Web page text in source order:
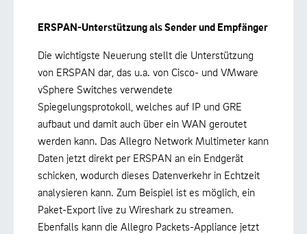
ERSPAN-Unterstützung als Sender und Empfänger
Die wichtigste Neuerung stellt die Unterstützung
von ERSPAN dar, das u.a. von Cisco- und VMware
vSphere Switches verwendete
Spiegelungsprotokoll, welches auf IP und GRE
aufbaut und damit auch über ein WAN geroutet
werden kann. Das Allegro Network Multimeter kann
Daten jetzt direkt per ERSPAN an ein Endgerät
schicken, wodurch dieses Datenverkehr in Echtzeit
analysieren kann. Zum Beispiel ist es möglich, ein
Paket-Export live zu Wireshark zu streamen.
Ebenfalls kann die Allegro Packets-Appliance jetzt